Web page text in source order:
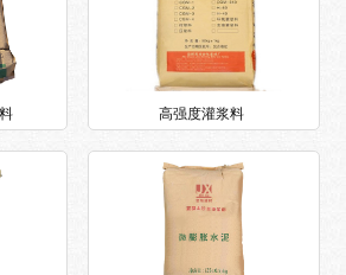
高强度灌浆料